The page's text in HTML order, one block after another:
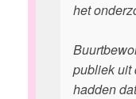
het
publiek uit
hadden